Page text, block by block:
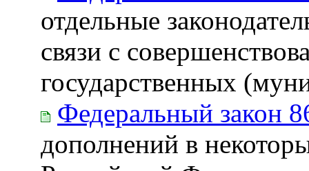
отдельные
связи с
государственных
Федеральный закон
дополнений в